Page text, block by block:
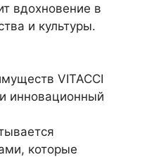
вдохновение в
и культуры.
VITACCI
инновационный
которые